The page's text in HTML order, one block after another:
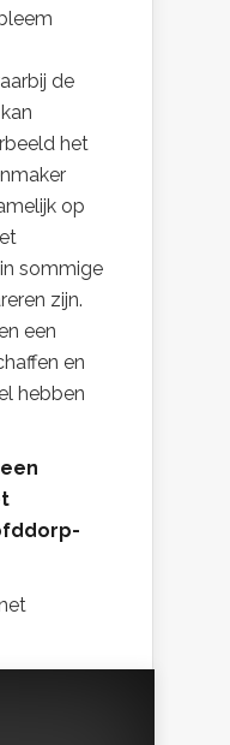
de
het
op
sommige
zijn.
een
en
hebben